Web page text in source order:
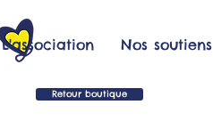
L'association Nos soutiens
Retour boutique